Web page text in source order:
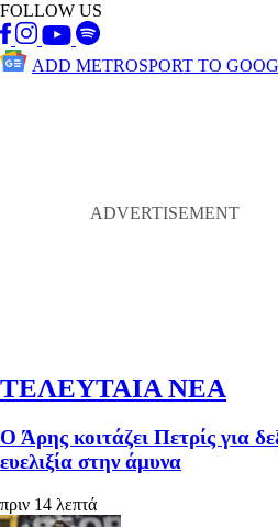
FOLLOW US
ADD METROSPORT TO
ΤΕΛΕΥΤΑΙΑ ΝΕΑ
Ο Άρης κοιτάζει Πετρίς για
ευελιξία στην άμυνα
πριν 14 λεπτά